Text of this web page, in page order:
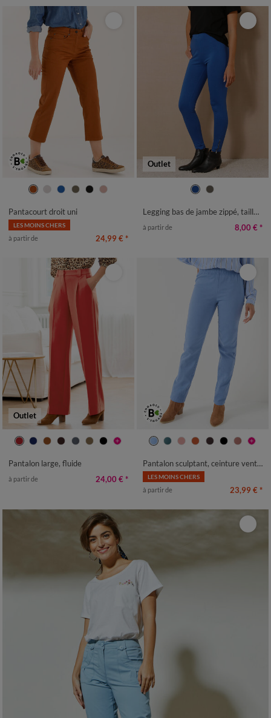
38 40 42 44 46
Pantacourt droit uni
LES MOINS CHERS
à partir de 24,99 € *
Outlet
38/40 42/44
Legging bas de jambe zippé, taille élastiquée
à partir de 8,00 € *
Outlet
36 38 40 42 44 46
48
Pantalon large, fluide
à partir de 24,00 € *
36 38 40 42 44 46
48
Pantalon sculptant, ceinture ventre plat
LES MOINS CHERS
à partir de 23,99 € *